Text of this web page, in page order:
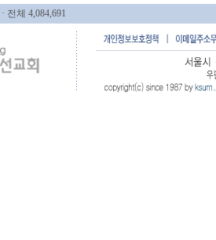
· 전체 4,084,691